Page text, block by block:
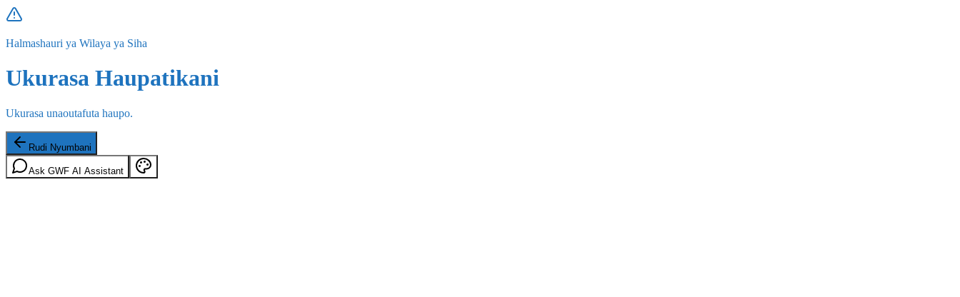
Halmashauri ya Wilaya ya Siha
Ukurasa Haupatikani
Ukurasa unaoutafuta haupo.
Rudi Nyumbani
Ask GWF AI Assistant